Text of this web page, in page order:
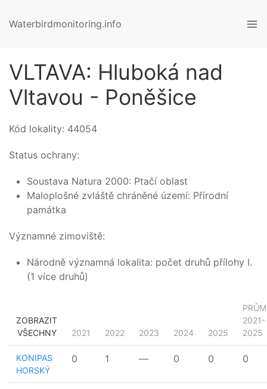
Waterbirdmonitoring.info
VLTAVA: Hluboká nad
Vltavou - Poněšice
Kód lokality: 44054
Status ochrany:
Soustava Natura 2000: Ptačí oblast
Maloplošné zvláště chráněné území: Přírodní
památka
Významné zimoviště:
Národně významná lokalita: počet druhů přílohy I.
(1 více druhů)
ZOBRAZIT
VŠECHNY
2021 2022 2023 2024 2025
2021-
2025
KONIPAS
HORSKÝ
0 1 — 0 0 0